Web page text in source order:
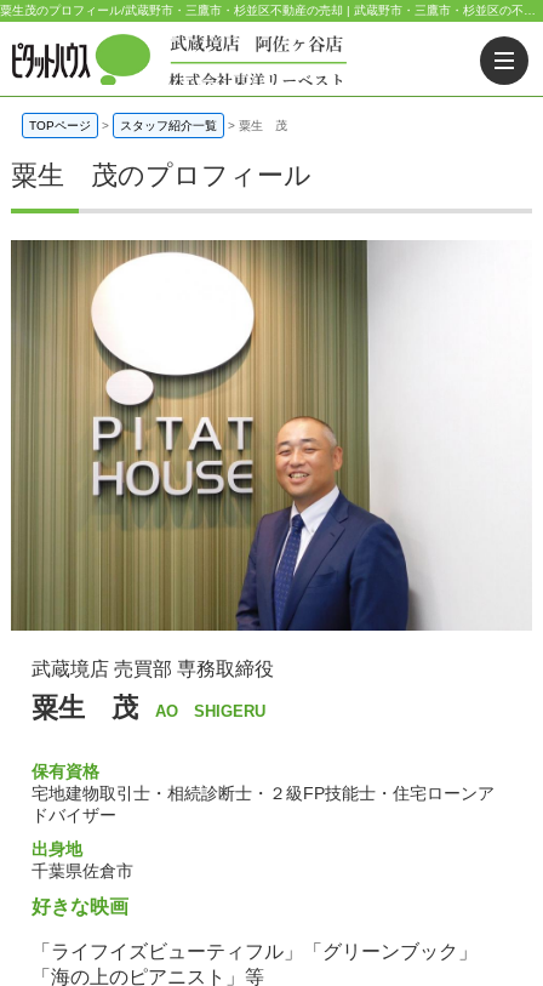
TOPページ > スタッフ紹介一覧 > 粟生 茂
粟生 茂のプロフィール
武蔵境店 売買部 専務取締役
粟生 茂 AO SHIGERU
宅地建物取引士・相続診断士・２級FP技能士・住宅ローンア
ドバイザー
千葉県佐倉市
好きな映画
「ライフイズビューティフル」「グリーンブック」
「海の上のピアニスト」等